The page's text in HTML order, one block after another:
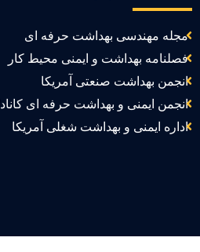
مجله مهندسی بهداشت حرفه ای
فصلنامه بهداشت و ایمنی محیط کار
انجمن بهداشت صنعتی آمریکا
انجمن ایمنی و بهداشت حرفه ای کانادا
اداره ایمنی و بهداشت شغلی آمریکا